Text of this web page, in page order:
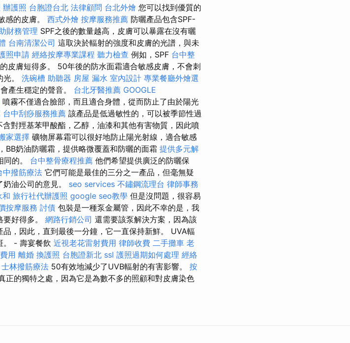
辦護照 台胞證台北 法律顧問 台北外燴 您可以找到優質的
感的皮膚。 西式外燴 按摩服務推薦 防曬產品包含SPF-
財務管理 SPF之後的數量越高，皮膚可以暴露在沒有曬
台南清潔公司 這取決於輻射的強度和皮膚的光譜，與未
照申請 經絡按摩專業課程 聽力檢查 例如，SPF 台中整
皮膚短得多。 50年後的防水面霜適合敏感皮膚，不會刺
。 洗碗槽 助聽器 房屋 漏水 室內設計 專業餐廳外燴選
產生穩定的聲音。 台北牙醫推薦 GOOGLE
噴霧不僅適合臉部，而且適合身體，從而防止了由於陽光
台中刮痧服務推薦 該產品是低過敏性的，可以被季節性過
含對羥基苯甲酸酯，乙醇，油漆和其他有害物質，因此噴
家選擇 礦物屏幕霜可以很好地防止陽光射線，適合敏感
BB奶油防曬霜，提供略微覆蓋和防曬的面霜 提供多元解
的。 台中整骨療程推薦 他們希望提供廣泛的防曬保
中撥筋療法 它們可能是最佳的三分之一產品，但毫無疑
油公司的意見。 seo services 不鏽鋼流理台 律師事務
和 旅行社代辦護照 google seo教學 但是沒問題，很容易
按摩服務 討債 包裝是一種泵金屬管，因此不幸的是，我
好得多。 網路行銷公司 還需要該泵解決方案，因為該
，因此，直到最後一分鐘，它一直保持新鮮。 UVA輻
。 - 壽宴餐飲 近視老花雷射費用 律師收費 二手攤車 老
用 離婚 換護照 台胞證新北 ssl 護照過期如何處理 經絡
士林撥筋療法 50有效地減少了UVB輻射的有害影響。 按
正的獨特之處，因為它是為數不多的照顧和對皮膚染色